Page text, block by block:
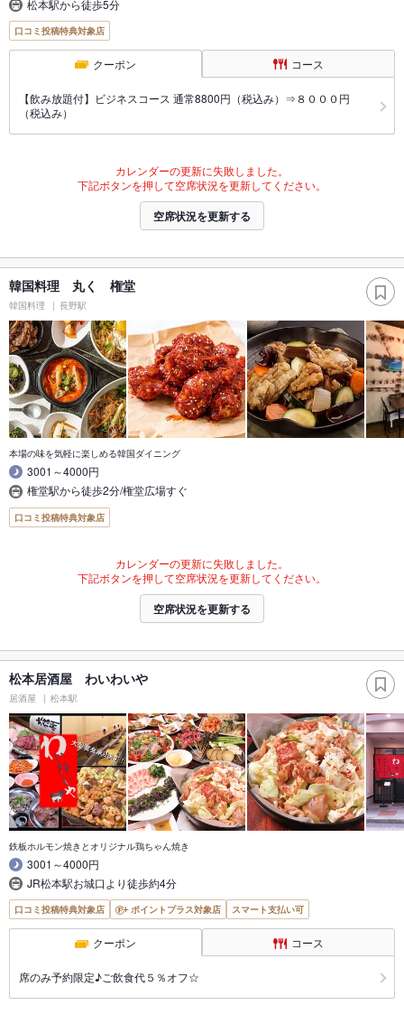
松本駅から徒歩5分
口コミ投稿特典対象店
クーポン コース
【飲み放題付】ビジネスコース 通常8800円（税込み）⇒８０００円
（税込み）
カレンダーの更新に失敗しました。
下記ボタンを押して空席状況を更新してください。
空席状況を更新する
韓国料理 丸く 権堂
韓国料理 長野駅
本場の味を気軽に楽しめる韓国ダイニング
3001～4000円
権堂駅から徒歩2分/権堂広場すぐ
口コミ投稿特典対象店
カレンダーの更新に失敗しました。
下記ボタンを押して空席状況を更新してください。
空席状況を更新する
松本居酒屋 わいわいや
居酒屋 松本駅
鉄板ホルモン焼きとオリジナル鶏ちゃん焼き
3001～4000円
JR松本駅お城口より徒歩約4分
口コミ投稿特典対象店 ポイントプラス対象店 スマート支払い可
クーポン コース
席のみ予約限定♪ご飲食代５％オフ☆